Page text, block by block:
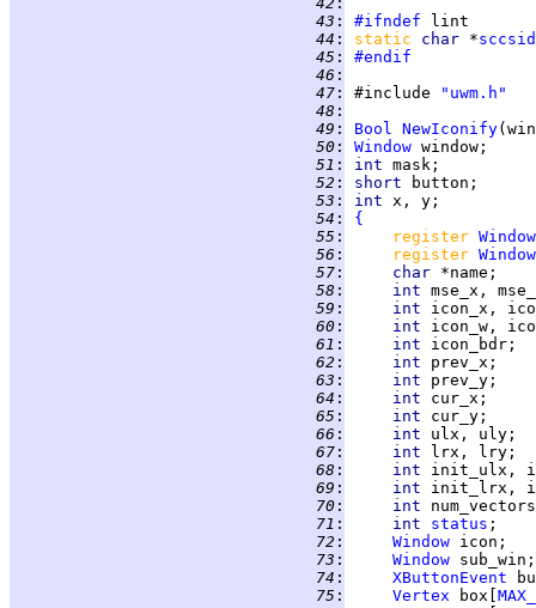
  43
: #ifndef
  44
: static char *sccsid
  45
:
#endif
  46
:
  47
: #include
"uwm.h"
  48
:
  49
: Bool
NewIconify
  50
: Window
  51
: int
  52
: short
  53
: int
  54
:
{
  55
: register
  56
: register
  57
: char
  58
: int
  59
: int
  60
: int
  61
: int
  62
: int
  63
: int
  64
: int
  65
: int
  66
: int ulx,
  67
: int
lrx,
  68
: int
  69
: int
  70
: int
  71
: int status
  72
: Window
  73
: Window
  74
: XButtonEvent
  75
: Vertex box[